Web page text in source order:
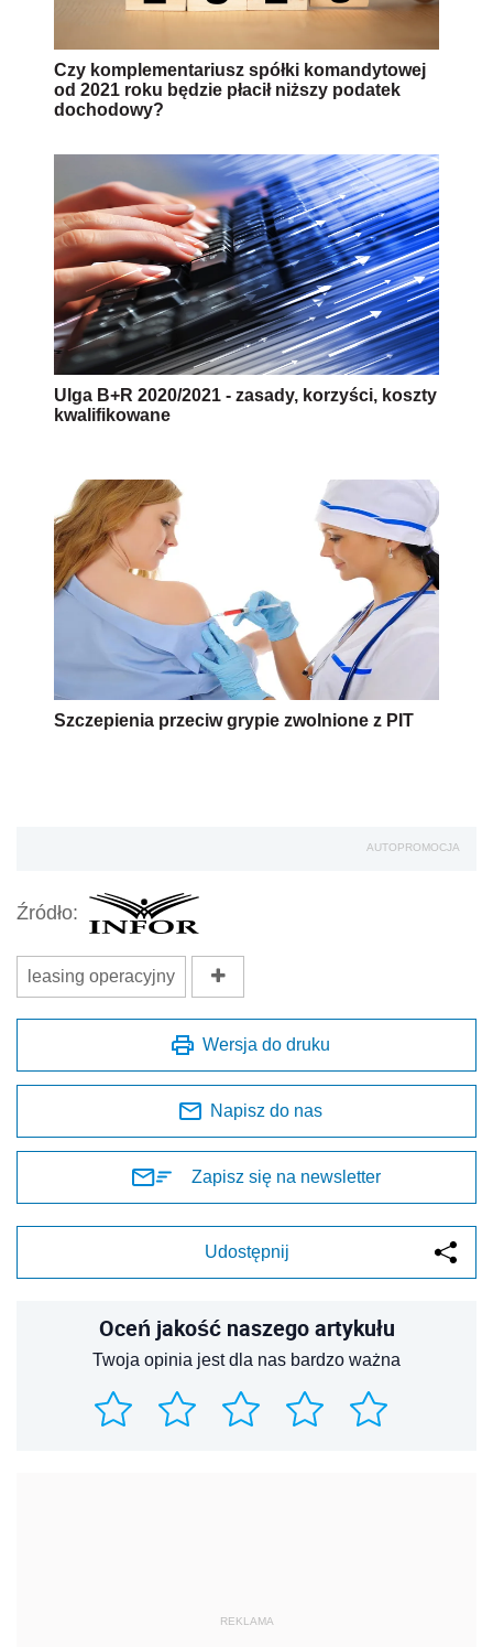
Czy komplementariusz spółki komandytowej
od 2021 roku będzie płacił niższy podatek
dochodowy?
Ulga B+R 2020/2021 - zasady, korzyści, koszty
kwalifikowane
Szczepienia przeciw grypie zwolnione z PIT
AUTOPROMOCJA
Źródło:
leasing operacyjny
Wersja do druku
Napisz do nas
Zapisz się na newsletter
Udostępnij
Oceń jakość naszego artykułu
Twoja opinia jest dla nas bardzo ważna
REKLAMA